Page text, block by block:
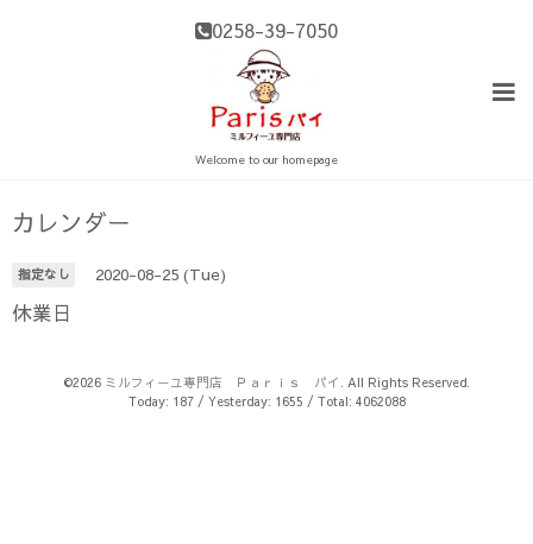
0258-39-7050
Welcome to our homepage
カレンダー
指定なし 2020-08-25 (Tue)
休業日
©2026 ミルフィーユ専門店 Ｐａｒｉｓ パイ . All Rights Reserved.
Today: 187/ Yesterday: 1655 / Total: 4062088